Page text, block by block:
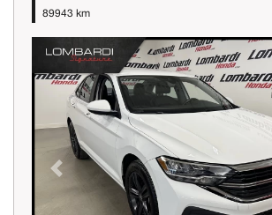
89943 km
Previous